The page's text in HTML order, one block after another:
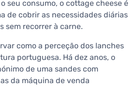
seu consumo, o cottage cheese é
de cobrir as necessidades diárias
sem recorrer à carne.
como a perceção dos lanches
portuguesa. Há dez anos, o
de uma sandes com
da máquina de venda